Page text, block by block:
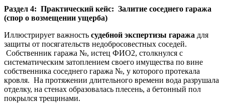
Раздел 4: Практический кейс: Залитие соседнего гаража
(спор о возмещении ущерба)
Иллюстрирует важность судебной экспертизы гаража для
защиты от посягательств недобросовестных соседей.
Собственник гаража №, истец ФИО2, столкнулся с
систематическим затоплением своего имущества по вине
собственника соседнего гаража №, у которого протекала
кровля. На протяжении длительного времени вода разрушала
отделку, на стенах образовалась плесень, а бетонный пол
покрылся трещинами.